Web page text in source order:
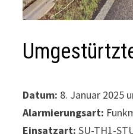
Datum: 8. Januar 2025
Alarmierungsart:
Einsatzart: SU-TH1-